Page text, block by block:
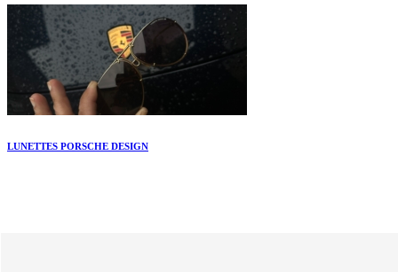
LUNETTES PORSCHE DESIGN